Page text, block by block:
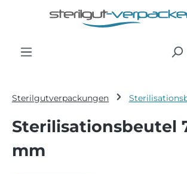
Zum Hauptinhalt springen
Sterilgutverpackungen
Sterilisationsbeutel
mm